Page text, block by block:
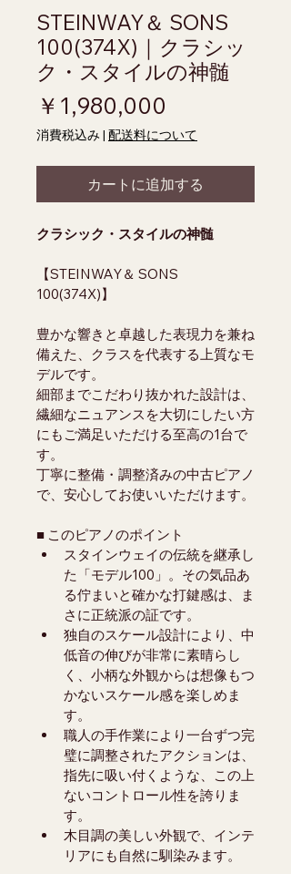
STEINWAY＆ SONS
100(374X)｜クラシッ
ク・スタイルの神髄
￥1,980,000
消費税込み | 配送料について
カートに追加する
クラシック・スタイルの神髄
【STEINWAY＆ SONS
100(374X)】
豊かな響きと卓越した表現力を兼ね
備えた、クラスを代表する上質なモ
デルです。
細部までこだわり抜かれた設計は、
繊細なニュアンスを大切にしたい方
にもご満足いただける至高の1台で
す。
丁寧に整備・調整済みの中古ピアノ
で、安心してお使いいただけます。
■ このピアノのポイント
スタインウェイの伝統を継承し
た「モデル100」。その気品あ
る佇まいと確かな打鍵感は、ま
さに正統派の証です。
独自のスケール設計により、中
低音の伸びが非常に素晴らし
く、小柄な外観からは想像もつ
かないスケール感を楽しめま
す。
職人の手作業により一台ずつ完
璧に調整されたアクションは、
指先に吸い付くような、この上
ないコントロール性を誇りま
す。
木目調の美しい外観で、インテ
リアにも自然に馴染みます。